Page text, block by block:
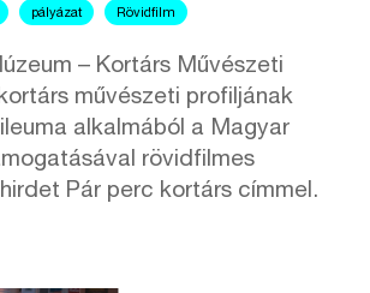
pályázat Rövidfilm
– Kortárs Művészeti
művészeti profiljának
alkalmából a Magyar
rövidfilmes
Pár perc kortárs címmel.